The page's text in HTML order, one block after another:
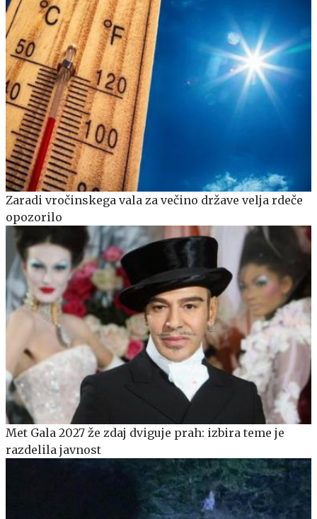
Zaradi vročinskega vala za večino države velja rdeče
opozorilo
Met Gala 2027 že zdaj dviguje prah: izbira teme je
razdelila javnost